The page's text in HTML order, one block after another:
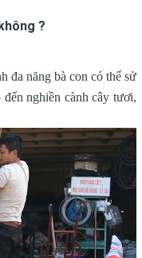
?
đa năng bà con có thể sử
nghiền cành cây tươi,